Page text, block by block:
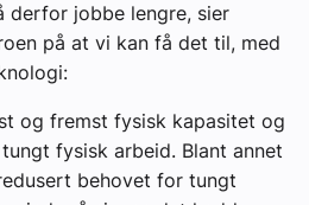
derfor jobbe lengre, sier
på at vi kan få det til, med
og fremst fysisk kapasitet og
fysisk arbeid. Blant annet
behovet for tungt